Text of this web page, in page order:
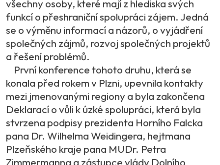
všechny osoby, které mají z hlediska svých
funkcí o přeshraniční spolupráci zájem. Jedná
se o výměnu informací a názorů, o vyjádření
společných zájmů, rozvoj společných projektů
a řešení problémů.
První konference tohoto druhu, která se
konala před rokem v Plzni, upevnila kontakty
mezi jmenovanými regiony a byla zakončena
Deklarací o vůli k úzké spolupráci, která byla
stvrzena podpisy prezidenta Horního Falcka
pana Dr. Wilhelma Weidingera, hejtmana
Plzeňského kraje pana MUDr. Petra
Zimmermanna a zástupce vlády Dolního